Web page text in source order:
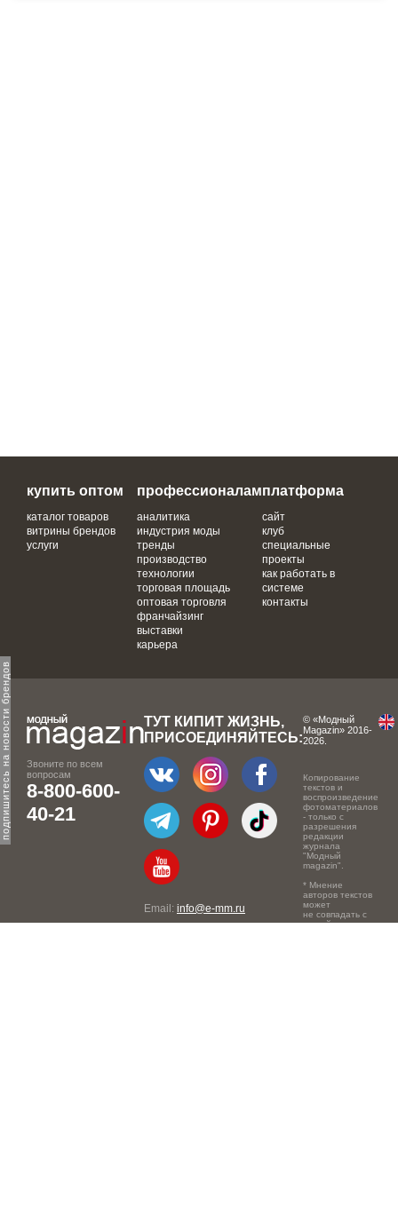
подпишитесь на новости брендов
купить оптом
каталог товаров
витрины брендов
услуги
профессионалам
аналитика
индустрия моды
тренды
производство
технологии
торговая площадь
оптовая торговля
франчайзинг
выставки
карьера
платформа
сайт
клуб
специальные
проекты
как работать в
системе
контакты
Звоните по всем
вопросам
8-800-600-
40-21
ТУТ КИПИТ ЖИЗНЬ,
ПРИСОЕДИНЯЙТЕСЬ:
Email: info@e-mm.ru
© «Модный
Magazin» 2016-
2026.
Копирование
текстов и
воспроизведение
фотоматериалов
- только с
разрешения
редакции
журнала
"Модный
magazin".
* Мнение
авторов текстов
может
не совпадать с
точкой зрения